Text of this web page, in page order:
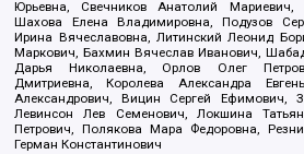
Юрьевна, Свечников Анатолий
Шахова Елена Владимировна, Подузов
Ирина Вячеславовна, Литинский Леонид
Маркович, Бахмин Вячеслав Иванович,
Дарья Николаевна, Орлов Олег
Дмитриевна, Королева Александра
Александрович, Вицин Сергей Ефимович,
Левинсон Лев Семенович, Локшина
Петрович, Полякова Мара Федоровна,
Герман Константинович